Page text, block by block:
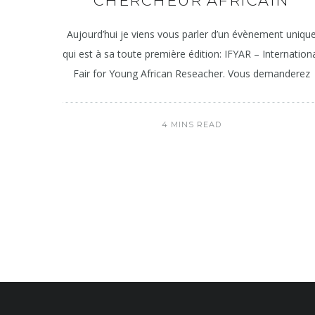
Aujourd’hui je viens vous parler d’un évènement unique
qui est à sa toute première édition: IFYAR –
Fair for Young African Reseacher. Vous demanderez
4 MINS READ